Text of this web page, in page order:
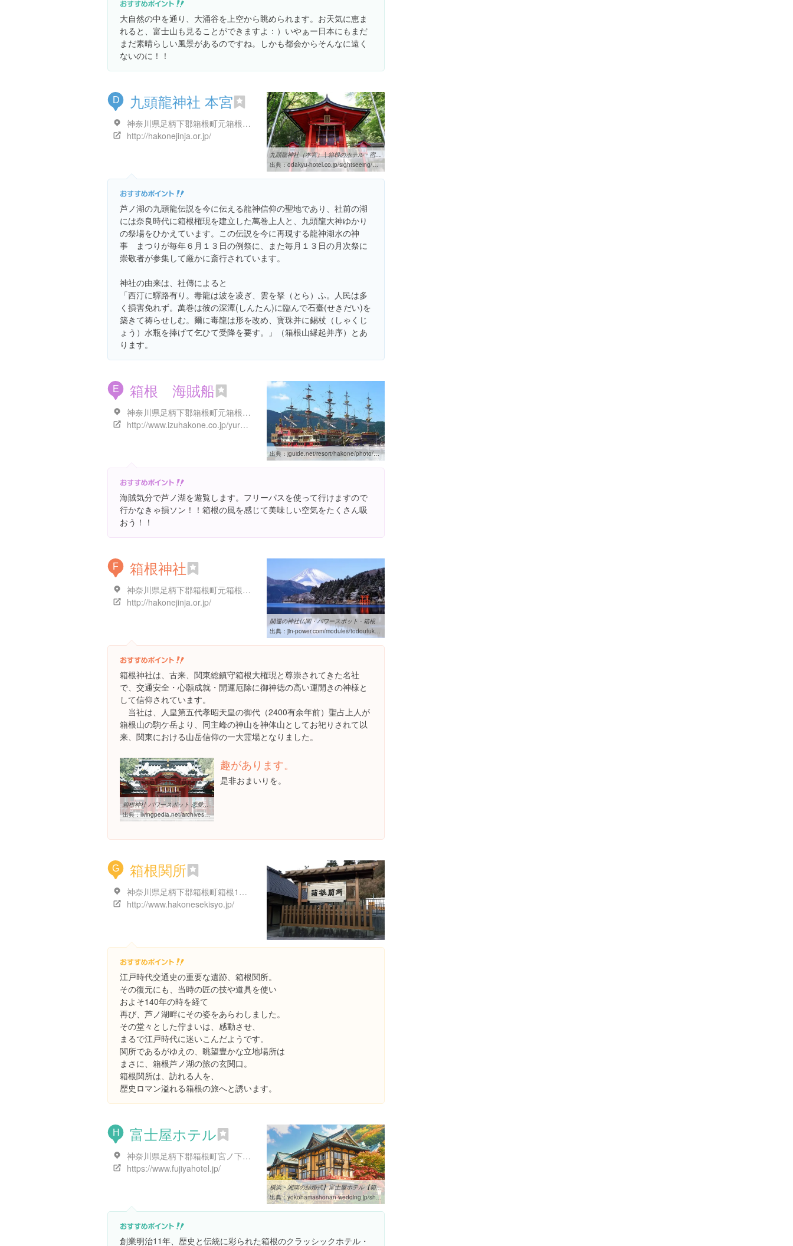
大自然の中を通り、大涌谷を上空から眺められます。お天気に恵ま
れると、富士山も見ることができますよ：）いやぁー日本にもまだ
まだ素晴らしい風景があるのですね。しかも都会からそんなに遠く
ないのに！！
D 九頭龍神社 本宮
神奈川県足柄下郡箱根町元箱根 防ケ沢 箱根九頭龍の森 内
http://hakonejinja.or.jp/
九頭龍神社（本宮） | 箱根のホテル・宿、レストランを運営する小田急 ...
出典： odakyu-hotel.co.jp/sightseeing/%E7%AE%B1%E6%A0%B9%E3%81%AE%E8%A6%B3%E5%85%89%E6%96%BD%E8%A8%AD/%E4%B9%9D%E9%A0%AD%E9%BE%8D%E7%A5%9E%E7%A4%BE
芦ノ湖の九頭龍伝説を今に伝える龍神信仰の聖地であり、社前の湖
には奈良時代に箱根権現を建立した萬巻上人と、九頭龍大神ゆかり
の祭場をひかえています。この伝説を今に再現する龍神湖水の神
事 まつりが毎年６月１３日の例祭に、また毎月１３日の月次祭に
崇敬者が参集して厳かに斎行されています。
神社の由来は、社傳によると
「西汀に驛路有り。毒龍は波を凌ぎ、雲を拏（とら）ふ。人民は多
く損害免れず。萬巻は彼の深潭(しんたん)に臨んで石臺(せきだい)を
築きて祷らせしむ。爾に毒龍は形を改め、寳珠并に錫杖（しゃくじ
ょう）水瓶を捧げて乞ひて受降を要す。」（箱根山縁起并序）とあ
ります。
E 箱根 海賊船
神奈川県足柄下郡箱根町元箱根４５-３
http://www.izuhakone.co.jp/yuransen/
出典：jguide.net/resort/hakone/photo/ship.php
海賊気分で芦ノ湖を遊覧します。フリーパスを使って行けますので
行かなきゃ損ソン！！箱根の風を感じて美味しい空気をたくさん吸
おう！！
F 箱根神社
神奈川県足柄下郡箱根町元箱根８０-１
http://hakonejinja.or.jp/
開運の神社仏閣・パワースポット - 箱根神社（九頭龍神社・箱根元宮 ...
出典： jin-power.com/modules/todoufuken/index.php?content_id=25
箱根神社は、古来、関東総鎮守箱根大権現と尊崇されてきた名社
で、交通安全・心願成就・開運厄除に御神徳の高い運開きの神様と
して信仰されています。
当社は、人皇第五代孝昭天皇の御代（2400有余年前）聖占上人が
箱根山の駒ケ岳より、同主峰の神山を神体山としてお祀りされて以
来、関東における山岳信仰の一大霊場となりました。
箱根神社 パワースポット 恋愛を実らせる強力なパワーがある？
出典：livingpedia.net/archives/1026.html
趣があります。
是非おまいりを。
G 箱根関所
神奈川県足柄下郡箱根町箱根1番地
http://www.hakonesekisyo.jp/
江戸時代交通史の重要な遺跡、箱根関所。
その復元にも、当時の匠の技や道具を使い
およそ140年の時を経て
再び、芦ノ湖畔にその姿をあらわしました。
その堂々とした佇まいは、感動させ、
まるで江戸時代に迷いこんだようです。
関所であるがゆえの、眺望豊かな立地場所は
まさに、箱根芦ノ湖の旅の玄関口。
箱根関所は、訪れる人を、
歴史ロマン溢れる箱根の旅へと誘います。
H 富士屋ホテル
神奈川県足柄下郡箱根町宮ノ下３５９
https://www.fujiyahotel.jp/
横浜・湘南の結婚式】富士屋ホテル【箱根|ホテル】｜横浜湘南 ...
出典：yokohamashonan-wedding.jp/shop/001
創業明治11年、歴史と伝統に彩られた箱根のクラッシックホテル・